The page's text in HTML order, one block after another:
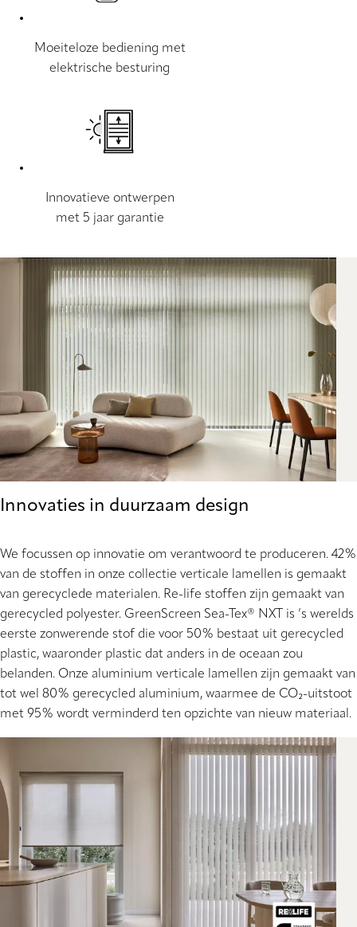
Moeiteloze bediening met
elektrische besturing
Innovatieve ontwerpen
met 5 jaar garantie
Innovaties in duurzaam design
We focussen op innovatie om verantwoord te produceren. 42%
van de stoffen in onze collectie verticale lamellen is gemaakt
van gerecyclede materialen. Re-life stoffen zijn gemaakt van
gerecycled polyester. GreenScreen Sea-Tex® NXT is ’s werelds
eerste zonwerende stof die voor 50% bestaat uit gerecycled
plastic, waaronder plastic dat anders in de oceaan zou
belanden. Onze aluminium verticale lamellen zijn gemaakt van
tot wel 80% gerecycled aluminium, waarmee de CO₂-uitstoot
met 95% wordt verminderd ten opzichte van nieuw materiaal.